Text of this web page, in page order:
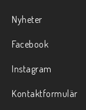
Nyheter
Facebook
Instagram
Kontaktformulär